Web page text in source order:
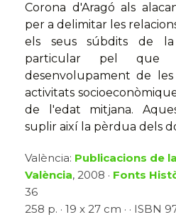
Corona d'Aragó als
per a delimitar les
els seus súbdits de
particular pel que
desenvolupament de
activitats
de l'edat mitjana.
suplir així la pèrdua dels
València: Publicacions de
València, 2008 · Fonts
36
258 p. · 19 x 27 cm · · ISBN